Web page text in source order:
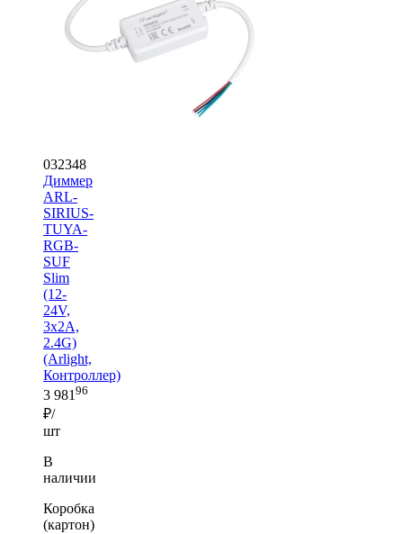
032348
Диммер
ARL-
SIRIUS-
TUYA-
RGB-
SUF
Slim
(12-
24V,
3x2A,
2.4G)
(Arlight,
Контроллер)
3 981 96
₽/
шт
В
наличии
Коробка
(картон)